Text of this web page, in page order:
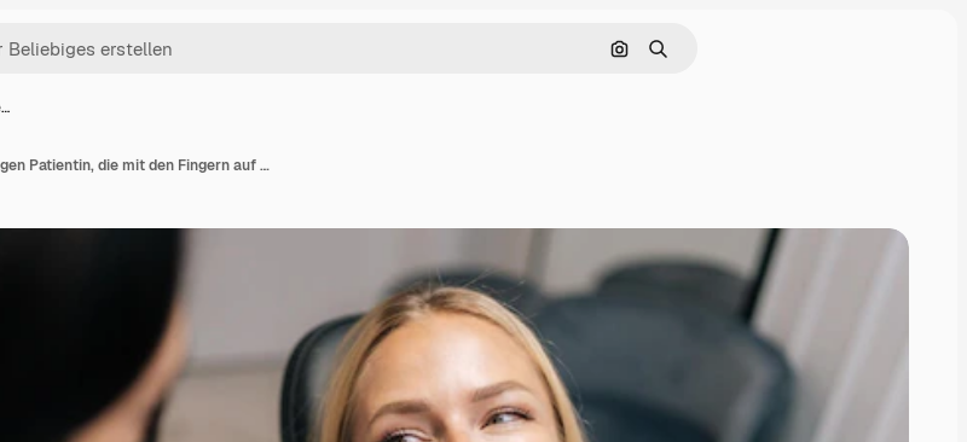
Nach Bild suchen
Suchen
Nahaufnahme von einer glücklichen jungen Patientin, die mit den Fingern auf ein gesundes Lächeln zeigt und das Ergebnis des Zahnweißverfahrens demonstriert. Sie ist mit dem Dienst der Zahnklinik zufrieden.